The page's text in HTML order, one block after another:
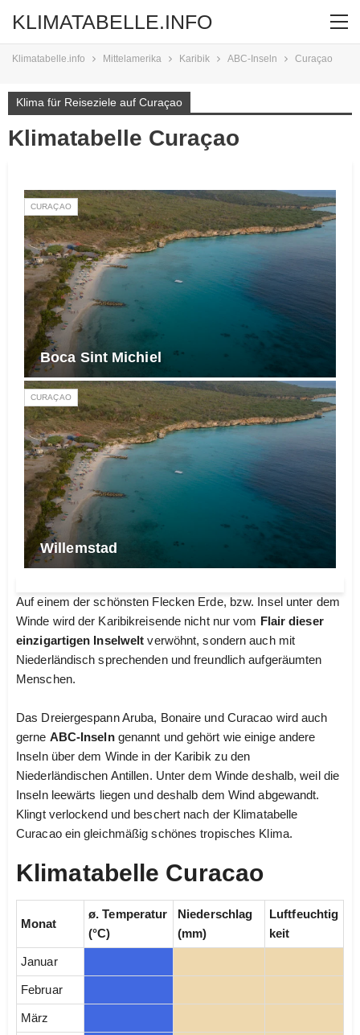
KLIMATABELLE.INFO
Klimatabelle.info Mittelamerika Karibik ABC-Inseln Curaçao
Klima für Reiseziele auf Curaçao
Klimatabelle Curaçao
CURAÇAO
Boca Sint Michiel
CURAÇAO
Willemstad
Auf einem der schönsten Flecken Erde, bzw. Insel unter dem
Winde wird der Karibikreisende nicht nur vom Flair dieser
einzigartigen Inselweltverwöhnt, sondern auch mit
Niederländisch sprechenden und freundlich aufgeräumten
Menschen.
Das Dreiergespann Aruba, Bonaire und Curacao wird auch
gerne ABC-Inseln genannt und gehört wie einige andere
Inseln über dem Winde in der Karibik zu den
Niederländischen Antillen. Unter dem Winde deshalb, weil die
Inseln leewärts liegen und deshalb dem Wind abgewandt.
Klingt verlockend und beschert nach der Klimatabelle
Curacao ein gleichmäßig schönes tropisches Klima.
Klimatabelle Curacao
Monat
ø. Temperatur
(°C)
Niederschlag
(mm)
Luftfeuchtig
keit
Januar
Februar
März